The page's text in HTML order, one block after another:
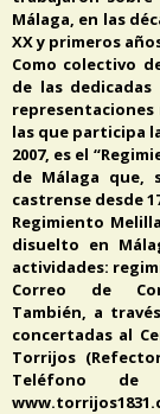
Málaga, en las
XX y primeros
Como colectivo
de las
representaciones
las que participa
2007, es el
de Málaga que,
castrense desde
Regimiento
disuelto en
actividades:
Correo de
También, a
concertadas al
Torrijos
Teléfono de